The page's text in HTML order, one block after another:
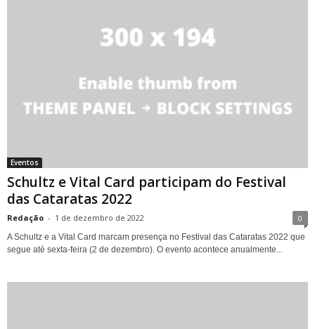
Eventos
Schultz e Vital Card participam do Festival
das Cataratas 2022
Redação - 1 de dezembro de 2022 0
A Schultz e a Vital Card marcam presença no Festival das Cataratas 2022 que
segue até sexta-feira (2 de dezembro). O evento acontece anualmente...